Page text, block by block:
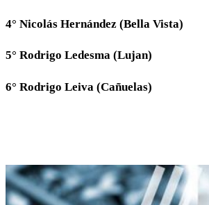
4° Nicolás Hernández (Bella Vista)
5° Rodrigo Ledesma (Lujan)
6° Rodrigo Leiva (Cañuelas)